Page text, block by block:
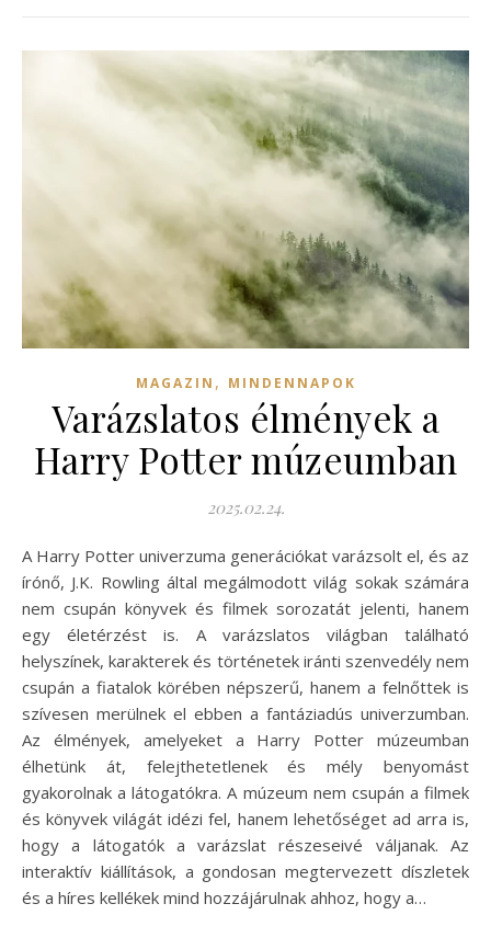
MAGAZIN , MINDENNAPOK
Varázslatos élmények a
Harry Potter múzeumban
2025.02.24.
A Harry Potter univerzuma generációkat varázsolt el, és az
írónő, J.K. Rowling által megálmodott világ sokak számára
nem csupán könyvek és filmek sorozatát jelenti, hanem
egy életérzést is. A varázslatos világban található
helyszínek, karakterek és történetek iránti szenvedély nem
csupán a fiatalok körében népszerű, hanem a felnőttek is
szívesen merülnek el ebben a fantáziadús univerzumban.
Az élmények, amelyeket a Harry Potter múzeumban
élhetünk át, felejthetetlenek és mély benyomást
gyakorolnak a látogatókra. A múzeum nem csupán a filmek
és könyvek világát idézi fel, hanem lehetőséget ad arra is,
hogy a látogatók a varázslat részeseivé váljanak. Az
interaktív kiállítások, a gondosan megtervezett díszletek
és a híres kellékek mind hozzájárulnak ahhoz, hogy a…